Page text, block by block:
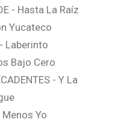
- Hasta La Raíz
Yucateco
Laberinto
Bajo Cero
- Y La
Menos Yo